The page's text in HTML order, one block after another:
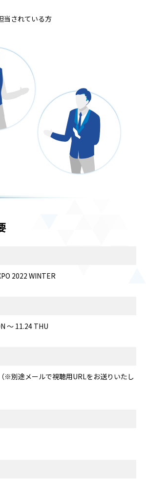
当されている方
2022 WINTER
～ 11.24 THU
※別途メールで視聴用URLをお送りいたし